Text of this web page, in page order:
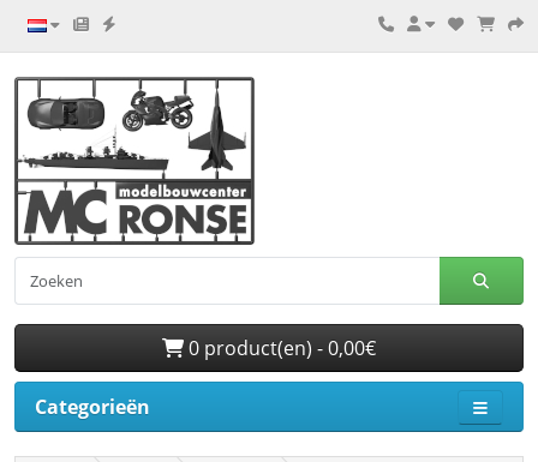
0 product(en) - 0,00€
Categorieën